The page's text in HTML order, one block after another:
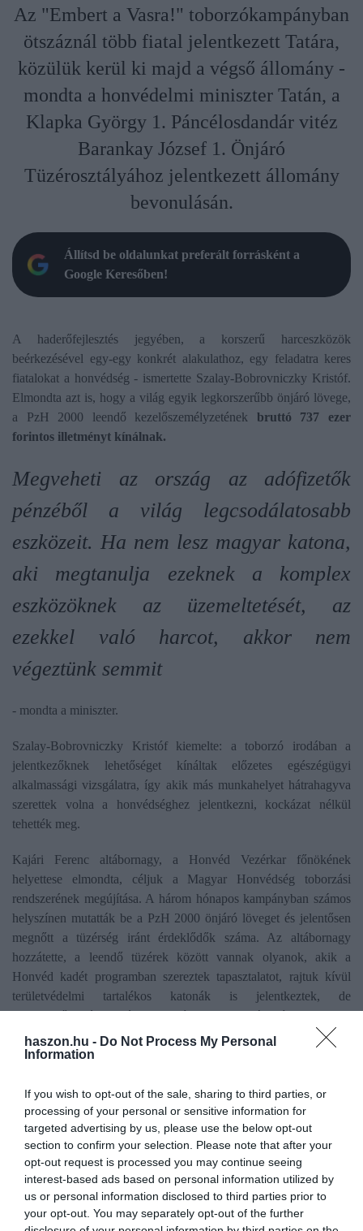
haszon.hu - Do Not Process My Personal
Information
If you wish to opt-out of the sale, sharing to third parties, or
processing of your personal or sensitive information for
targeted advertising by us, please use the below opt-out
section to confirm your selection. Please note that after your
opt-out request is processed you may continue seeing
interest-based ads based on personal information utilized by
us or personal information disclosed to third parties prior to
your opt-out. You may separately opt-out of the further
Az "Embert a Vasra!" toborzókampányban
ötszáznál több fiatal jelentkezett Tatára,
közülük kerül ki majd a végső állomány -
mondta a honvédelmi miniszter Tatán, a
Klapka György 1. Páncélosdandár vitéz
Barankay József 1. Önjáró
Tüzérosztályához jelentkezett állomány
bevonulásán.
Állítsd be oldalunkat preferált forrásként a
Google Keresőben!
A haderőfejlesztés jegyében, a korszerű harceszközök
beérkezésével egy-egy konkrét alakulathoz, egy feladatra keres
fiatalokat a honvédség - ismertette Szalay-Bobrovniczky Kristóf.
Elmondta azt is, hogy a világ egyik legkorszerűbb önjáró lövege,
a PzH 2000 leendő kezelőszemélyzetének bruttó 737 ezer
forintos illetményt kínálnak.
Megveheti az ország az adófizetők
pénzéből a világ legcsodálatosabb
eszközeit. Ha nem lesz magyar katona,
aki megtanulja ezeknek a komplex
eszközöknek az üzemeltetését, az
ezekkel való harcot, akkor nem
végeztünk semmit
- mondta a miniszter.
Szalay-Bobrovniczky Kristóf kiemelte: a toborzó irodában a
jelentkezőknek lehetőséget kínáltak előzetes egészégügyi
alkalmassági vizsgálatra, így akik más munkahelyet hátrahagyva
szerettek volna a honvédséghez jelentkezni, kockázat nélkül
tehették meg.
Kajári Ferenc altábornagy, a Honvéd Vezérkar főnökének
helyettese elmondta, céljuk a Magyar Honvédség toborzási
rendszerének megújítása. A három hónapos kampányban számos
helyszínen mutatták be a PzH 2000 önjáró löveget és jelentősen
megnőtt a tüzérség iránt érdeklődők száma. Az altábornagy
hozzátette, a leendő tüzérek között vannak olyanok, akik a
Honvéd kadét programban szereztek tapasztalatot, rajtuk kívül
területvédelmi tartalékos katonák is jelentkeztek, de
fegyverműszerészek és sportolók is megtalálhatók a frissen
bevonultak között. (MTI)
toborzás munka honvédelem hadsereg fizetés